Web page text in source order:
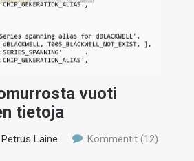
vuoti
tietoja
Petrus Laine Kommentit (12)